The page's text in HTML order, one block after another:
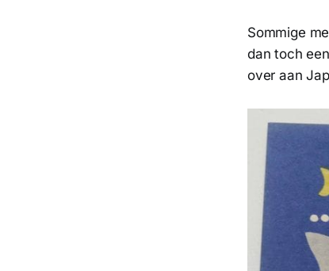
Sommige
dan toch
over aan